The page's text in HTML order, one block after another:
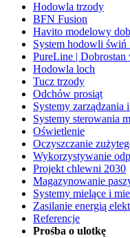
Hodowla trzody
BFN Fusion
Havito modelowy
System hodowli świń
PureLine |
Hodowla loch
Tucz trzody
Odchów prosiąt
Systemy zarządzania
Systemy sterowania
Oświetlenie
Oczyszczanie
Wykorzystywanie
Projekt chlewni 2030
Magazynowanie
Systemy mielące i
Zasilanie energią
Referencje
Prośba o ulotkę